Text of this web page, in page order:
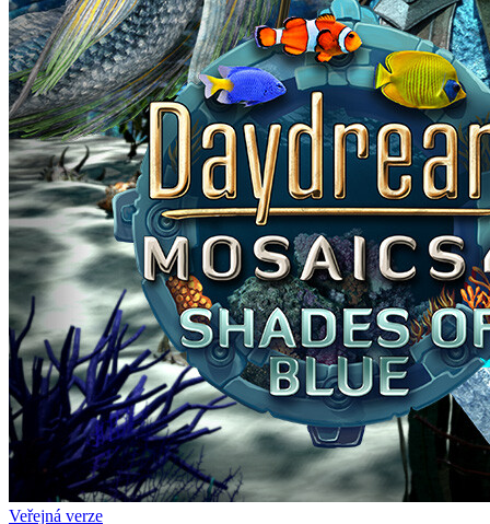
Veřejná verze